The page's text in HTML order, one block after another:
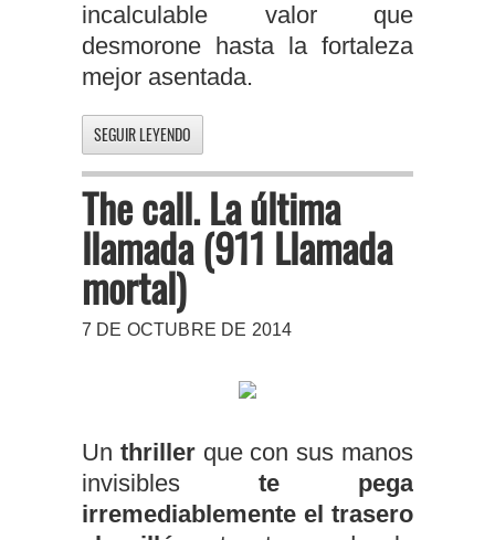
incalculable valor que
desmorone hasta la fortaleza
mejor asentada.
SEGUIR LEYENDO
The call. La última
llamada (911 Llamada
mortal)
7 DE OCTUBRE DE 2014
Un thrillerque con sus manos
invisibles te pega
irremediablemente el trasero